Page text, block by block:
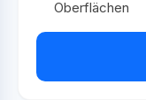
Oberflächen